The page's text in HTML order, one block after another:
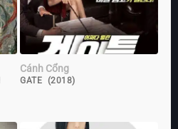
Cánh Cổng
GATE (2018)